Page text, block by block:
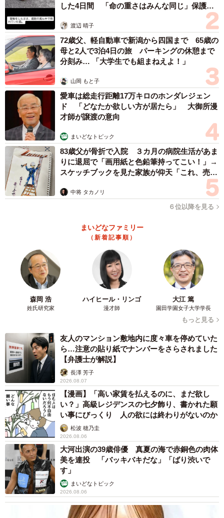
した4日間 「命の重さはみんな同じ」保護団
渡辺 晴子
72歳父、軽自動車で新潟から四国まで 65歳の
母と2人で3泊4日の旅 パーキングの休憩まで
分刻み… 「大学生でも組まねえよ！」
山岡 もと子
愛車は総走行距離17万キロのホンダレジェン
ド 「どなたか欲しい方が居たら」 大御所漫
才師が譲渡の意向
まいどなトピック
83歳父が骨折で入院 ３カ月の病院生活があま
りに退屈で「画用紙と色鉛筆持ってこい！」→
スケッチブックを見た家族が仰天「これ、売れ
中将 タカノリ
６位以降を見る
まいどなファミリー
（新着記事順）
森岡 浩
姓氏研究家
ハイヒール・リンゴ
漫才師
大江 篤
園田学園女子大学学長
もっと見る
友人のマンション敷地内に度々車を停めていた
ら…注意の貼り紙でナンバーをさらされました
【弁護士が解説】
長澤 芳子
2026.08.07
【漫画】「高い家賃を払えるのに、まだ欲し
い？」高級レジデンスの七夕飾り、書かれた願
い事にびっくり 人の欲には終わりがないのか
松波 穂乃圭
2026.08.06
大河出演の39歳俳優 真夏の海で赤銅色の肉体
美を連投 「バッキバキだな」「ばり渋いで
す」
まいどなトピック
2026.08.06